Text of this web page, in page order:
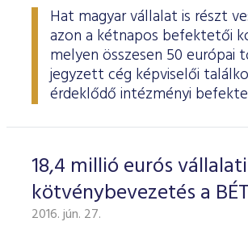
Hat magyar vállalat is részt
azon a kétnapos befektetői
melyen összesen 50 európai
jegyzett cég képviselői
érdeklődő intézményi
18,4 millió eurós vállalati
kötvénybevezetés a
2016. jún. 27.